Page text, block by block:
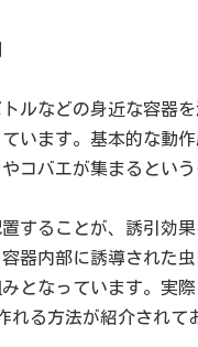
ルなどの身近な容器
います。基本的な動
コバエが集まるという
することが、誘引効
器内部に誘導された
となっています。実
れる方法が紹介されて